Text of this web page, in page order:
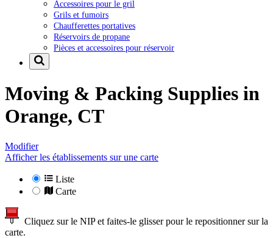
Accessoires pour le gril
Grils et fumoirs
Chaufferettes portatives
Réservoirs de propane
Pièces et accessoires pour réservoir
Moving & Packing Supplies in
Orange, CT
Modifier
Afficher les établissements sur une carte
Liste
Carte
Cliquez sur le NIP et faites-le glisser pour le repositionner sur la
carte.